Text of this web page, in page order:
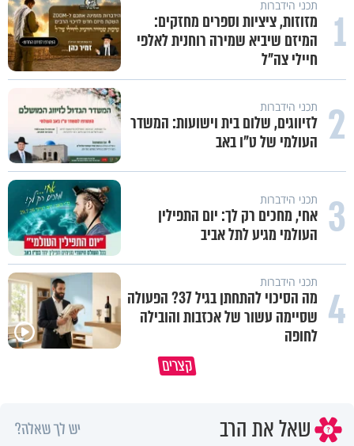
1 תכני הידברות
מזוזות, ציציות וספרים מחזקים:
המיזם שיביא שמירה רוחנית לאלפי
חיילי צה"ל
2 תכני הידברות
לזיווגים, שלום בית וישועות: המשדר
העולמי של ט"ו באב
3 תכני הידברות
אחי, מחכים רק לך: יום התפילין
העולמי מגיע לתל אביב
4 תכני הידברות
מה הסיכוי להתחתן בגיל 37? הפעולה
שסיימה עשור של אכזבות והובילה
לחופה
קצרים
שאל את הרב יש לך שאלה?